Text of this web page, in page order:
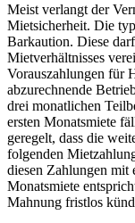
Meist verlangt der
Mietsicherheit. Die
Barkaution. Diese
Mietverhältnisses
Vorauszahlungen für
abzurechnende
drei monatlichen
ersten Monatsmiete
geregelt, dass die
folgenden
diesen Zahlungen mit
Monatsmiete
Mahnung fristlos